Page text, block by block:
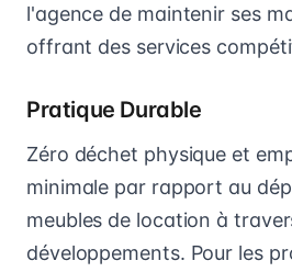
l'agence de maintenir ses
offrant des services
Pratique Durable
Zéro déchet physique et
minimale par rapport au
meubles de location à
développements. Pour les